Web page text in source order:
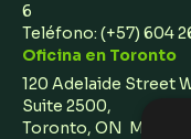
6
Teléfono: (+57) 604
Oficina en Toronto
120 Adelaide Street
Suite 2500,
Toronto, ON M5H